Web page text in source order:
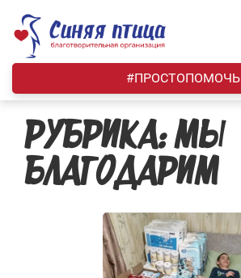
content
#ПРОСТОПОМОЧЬ
РУБРИКА: МЫ
БЛАГОДАРИМ